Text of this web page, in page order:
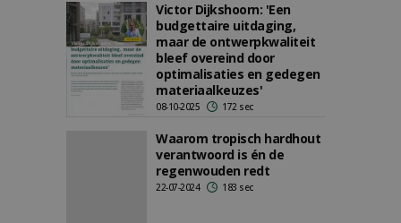
Victor Dijkshoorn: 'Een
budgettaire uitdaging,
maar de ontwerpkwaliteit
bleef overeind door
optimalisaties en gedegen
materiaalkeuzes'
08-10-2025 172 sec
Waarom tropisch hardhout
verantwoord is én de
regenwouden redt
22-07-2024 183 sec